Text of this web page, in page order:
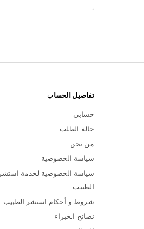
تفاصيل الحساب
حسابي
حالة الطلب
من نحن
سياسة الخصوصية
سياسة الخصوصية لخدمة استشر
الطبيب
شروط و أحكام استشر الطبيب
نصائح الخبراء